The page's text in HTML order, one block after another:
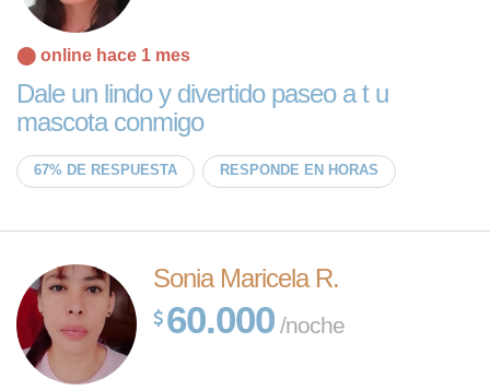
⬤ online hace 1 mes
Dale un lindo y divertido paseo a t u
mascota conmigo
67% DE RESPUESTA RESPONDE EN HORAS
Sonia Maricela R.
60.000 /noche